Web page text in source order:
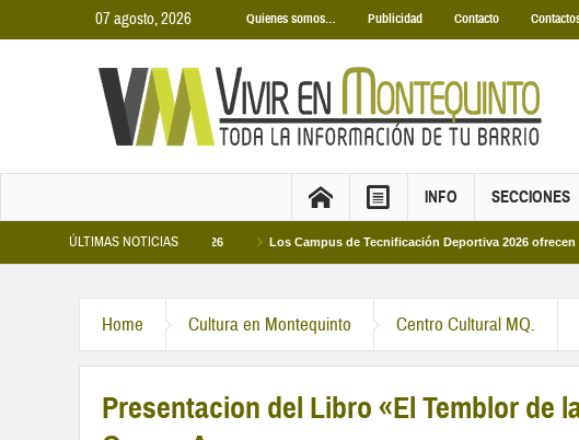
07 agosto, 2026 Quienes somos… Publicidad Contacto
INFO SECCIONES
ÚLTIMAS NOTICIAS
de Piscinas Municipales 2026 Los Campus de Tecnificación Deportiva 2026 ofrecen cuatro
Home Cultura en Montequinto Centro Cultural MQ.
Presentacion del Libro «El Temblor de